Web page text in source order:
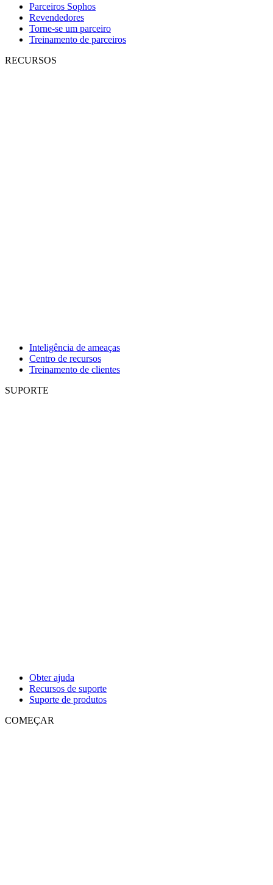
Parceiros Sophos
Revendedores
Torne-se um parceiro
Treinamento de parceiros
RECURSOS
Inteligência de ameaças
Centro de recursos
Treinamento de clientes
SUPORTE
Obter ajuda
Recursos de suporte
Suporte de produtos
COMEÇAR